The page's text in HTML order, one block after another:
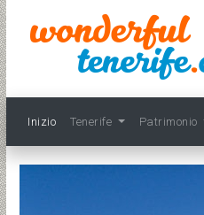
Inizio Tenerife Patrimonio